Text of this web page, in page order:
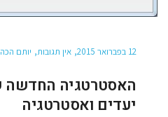
12 בפברואר 2015 אין תגובות יותם
האסטרטגיה החדשה
יעדים ואסטרטגיה